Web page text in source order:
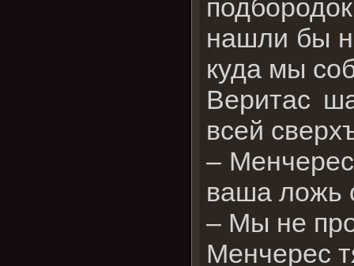
нашли бы
куда мы
Веритас
всей
–
ваша ложь
– Мы не
Менчерес